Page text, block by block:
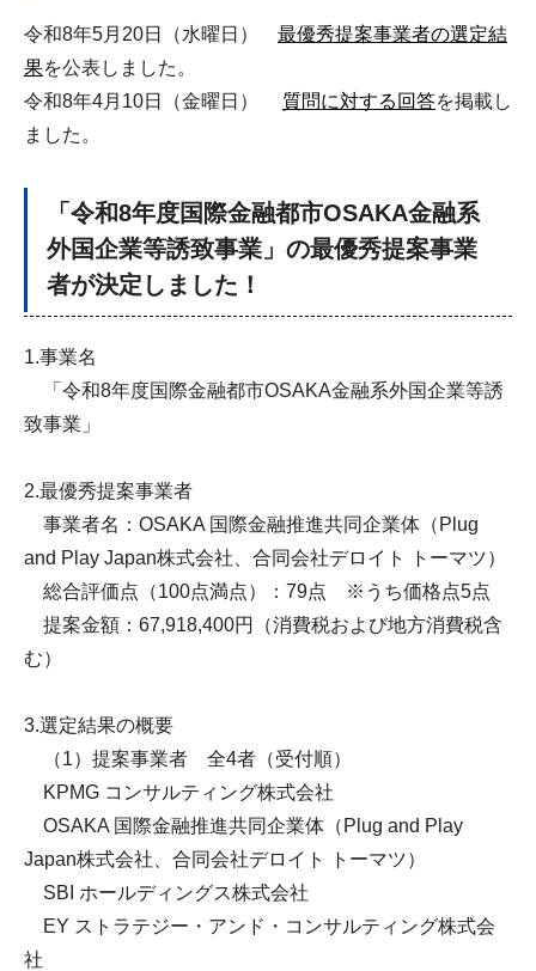
令和8年5月20日（水曜日） 最優秀提案事業者の選定結
果を公表しました。
令和8年4月10日（金曜日） 質問に対する回答を掲載し
ました。
「令和8年度国際金融都市OSAKA金融系
外国企業等誘致事業」の最優秀提案事業
者が決定しました！
1.事業名
「令和8年度国際金融都市OSAKA金融系外国企業等誘
致事業」
2.最優秀提案事業者
事業者名：OSAKA 国際金融推進共同企業体（Plug
and Play Japan株式会社、合同会社デロイト トーマツ）
総合評価点（100点満点）：79点 ※うち価格点5点
提案金額：67,918,400円（消費税および地方消費税含
む）
3.選定結果の概要
（1）提案事業者 全4者（受付順）
KPMG コンサルティング株式会社
OSAKA 国際金融推進共同企業体（Plug and Play
Japan株式会社、合同会社デロイト トーマツ）
SBI ホールディングス株式会社
EY ストラテジー・アンド・コンサルティング株式会
社